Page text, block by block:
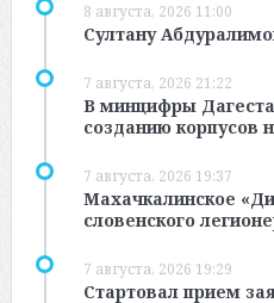
8 августа, 2026 11:00
Султану
7 августа, 2026 21:22
В минцифры
созданию корпусов
7 августа, 2026 19:37
Махачкалинское
словенского
7 августа, 2026 19:29
Стартовал прием